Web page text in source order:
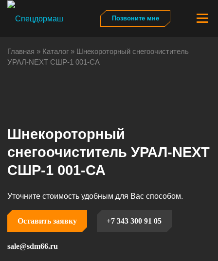
Перейти
содержимому
Меню
Позвоните мне
Главная » Каталог » Шнекороторный снегоочиститель
УРАЛ-NEXT СШР-1 001-СА
Шнекороторный
снегоочиститель УРАЛ-NEXT
СШР-1 001-СА
Уточните стоимость удобным для Вас способом.
Оставить заявку +7 343 300 91 05
sale@sdm66.ru